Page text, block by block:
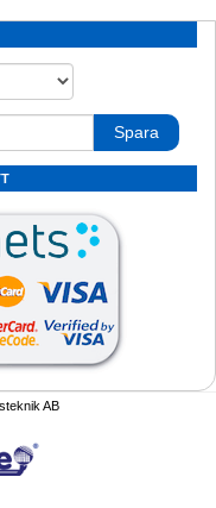
Spara
AB